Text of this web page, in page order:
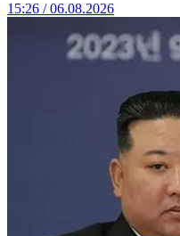
15:26 / 06.08.2026